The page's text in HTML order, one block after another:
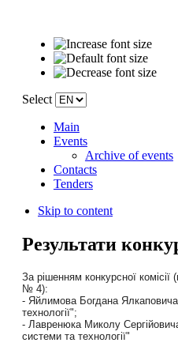
Select
Main
Events
Archive of events
Contacts
Tenders
Skip to content
Результати
За рішенням конкурсної
№ 4):
- Яйлимова Богдана Ялкаповича
технології";
- Лавренюка Миколу
системи та технології"